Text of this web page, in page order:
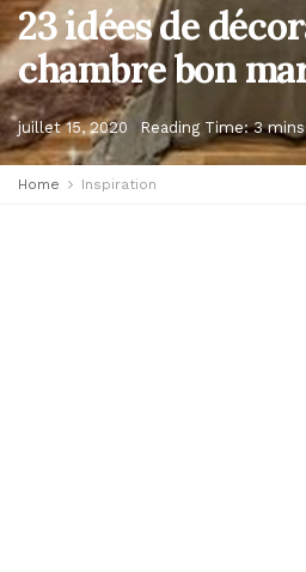
23 idées de
chambre bon
juillet 15, 2020 Reading Time: 3
Home Inspiration